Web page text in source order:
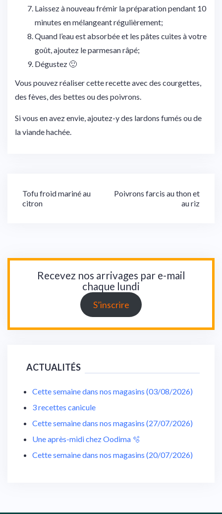
Laissez à nouveau frémir la préparation pendant 10
minutes en mélangeant régulièrement;
Quand l’eau est absorbée et les pâtes cuites à votre
goût, ajoutez le parmesan râpé;
Dégustez 🙂
Vous pouvez réaliser cette recette avec des courgettes,
des fèves, des bettes ou des poivrons.
Si vous en avez envie, ajoutez-y des lardons fumés ou de
la viande hachée.
Navigation
de
Tofu froid mariné au
citron
Poivrons farcis au thon et
au riz
Recevez nos arrivages par e-mail
chaque lundi
S’inscrire
ACTUALITÉS
Cette semaine dans nos magasins (03/08/2026)
3 recettes canicule
Cette semaine dans nos magasins (27/07/2026)
Une après-midi chez Oodima 🫧
Cette semaine dans nos magasins (20/07/2026)